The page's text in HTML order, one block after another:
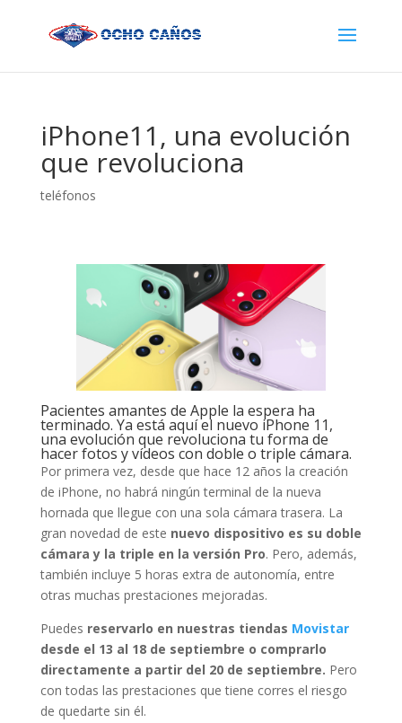
iPhone11, una evolución
que revoluciona
teléfonos
Pacientes amantes de Apple la espera ha
terminado. Ya está aquí el nuevo iPhone 11,
una evolución que revoluciona tu forma de
hacer fotos y vídeos con doble o triple cámara.
Por primera vez, desde que hace 12 años la creación
de iPhone, no habrá ningún terminal de la nueva
hornada que llegue con una sola cámara trasera. La
gran novedad de este nuevo dispositivo es su doble
cámara y la triple en la versión Pro. Pero, además,
también incluye 5 horas extra de autonomía, entre
otras muchas prestaciones mejoradas.
Puedes reservarlo en nuestras tiendas Movistar
desde el 13 al 18 de septiembre o comprarlo
directamente a partir del 20 de septiembre. Pero
con todas las prestaciones que tiene corres el riesgo
de quedarte sin él.